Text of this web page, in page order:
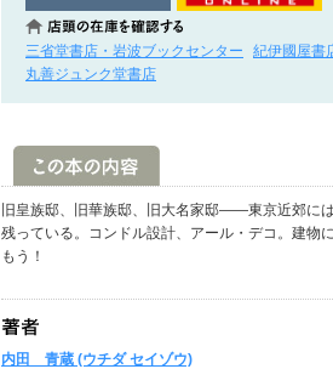
三省堂書店・岩波ブックセンター 紀伊國屋書
丸善ジュンク堂書店
旧皇族邸、旧華族邸、旧大名家邸――東京近郊に
残っている。コンドル設計、アール・デコ。建物
もう！
内田 青蔵 (ウチダ セイゾウ)